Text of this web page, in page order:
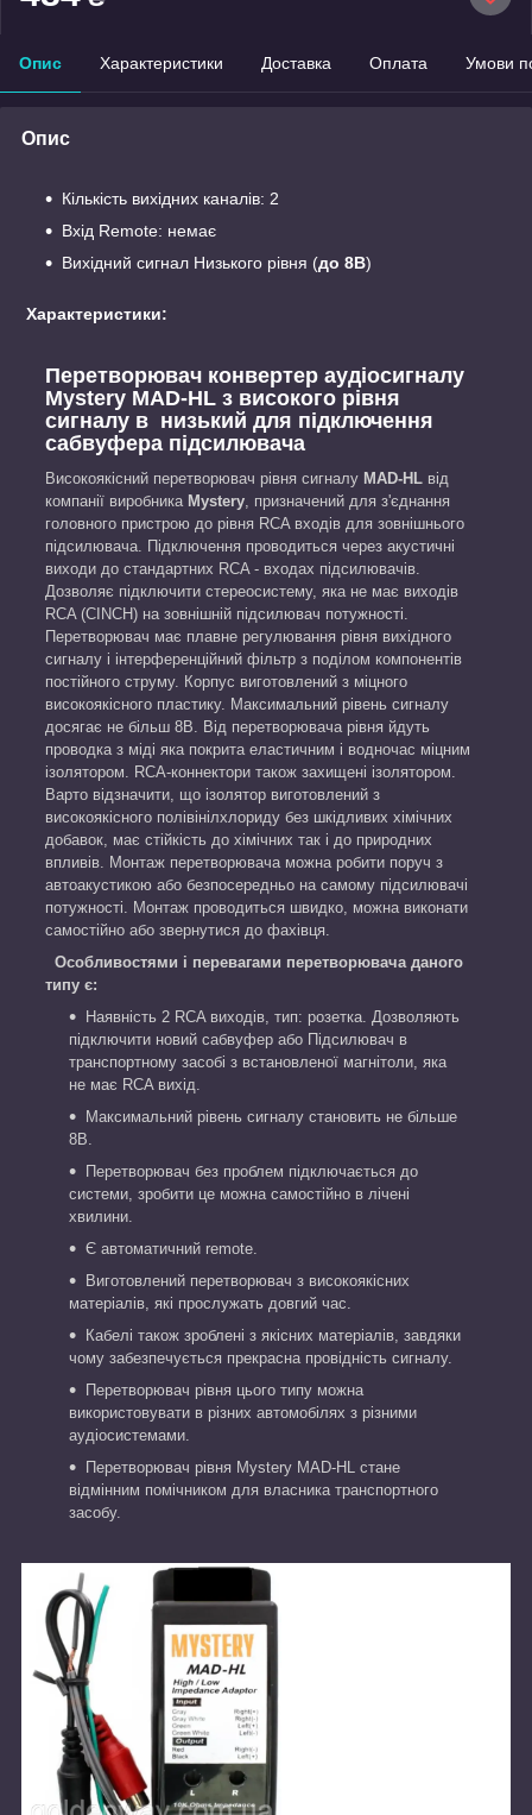
Опис Характеристики Доставка Оплата Умови
Опис
Перетворювач конвертер аудіосигналу
Mystery MAD-HL з високого рівня
сигналу в низький для підключення
сабвуфера підсилювача
Високоякісний перетворювач рівня сигналу MAD-HL від
компанії виробника Mystery , призначений для з'єднання
головного пристрою до рівня RCA входів для зовнішнього
підсилювача. Підключення проводиться через акустичні
виходи до стандартних RCA - входах підсилювачів.
Дозволяє підключити стереосистему, яка не має виходів
RCA (CINCH) на зовнішній підсилювач потужності.
Перетворювач має плавне регулювання рівня вихідного
сигналу і інтерференційний фільтр з поділом компонентів
постійного струму. Корпус виготовлений з міцного
високоякісного пластику. Максимальний рівень сигналу
досягає не більш 8В. Від перетворювача рівня йдуть
проводка з міді яка покрита еластичним і водночас міцним
ізолятором. RCA-коннектори також захищені ізолятором.
Варто відзначити, що ізолятор виготовлений з
високоякісного полівінілхлориду без шкідливих хімічних
добавок, має стійкість до хімічних так і до природних
впливів. Монтаж перетворювача можна робити поруч з
автоакустикою або безпосередньо на самому підсилювачі
потужності. Монтаж проводиться швидко, можна виконати
самостійно або звернутися до фахівця.
Особливостями і перевагами перетворювача даного
типу є:
Наявність 2 RCA виходів, тип: розетка. Дозволяють
підключити новий сабвуфер або Підсилювач в
транспортному засобі з встановленої магнітоли, яка
не має RCA вихід.
Максимальний рівень сигналу становить не більше
8В.
Перетворювач без проблем підключається до
системи, зробити це можна самостійно в лічені
хвилини.
Є автоматичний remote.
Виготовлений перетворювач з високоякісних
матеріалів, які прослужать довгий час.
Кабелі також зроблені з якісних матеріалів, завдяки
чому забезпечується прекрасна провідність сигналу.
Перетворювач рівня цього типу можна
використовувати в різних автомобілях з різними
аудіосистемами.
Перетворювач рівня Mystery MAD-HL стане
відмінним помічником для власника транспортного
засобу.
Характеристики:
Кількість вихідних каналів: 2
Вхід Remote: немає
Вихідний сигнал Низького рівня (до 8В)